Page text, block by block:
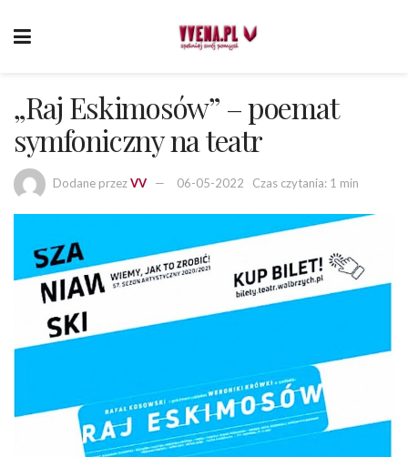
„Raj Eskimosów” – poemat
symfoniczny na teatr
Dodane przezVV 06-05-2022 Czas czytania: 1 min